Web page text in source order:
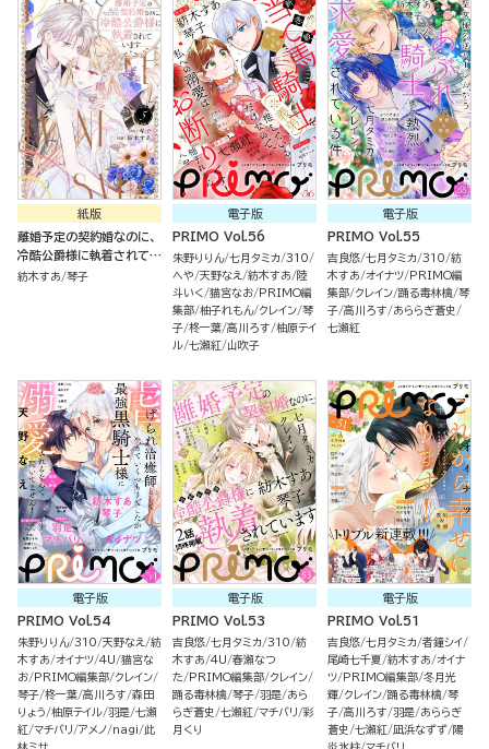
紙版
離婚予定の契約婚なのに、
冷酷公爵様に執着されてい
ます（５）
紡木すあ 琴子
電子版
PRIMO Vol.56
朱野りりん 七月タミカ 310
へや 天野なえ 紡木すあ
陸
斗いく 猫宮なお
PRIMO編
集部 柚子れもん クレイン 琴
子 柊一葉 高川ろす 柚原テイ
ル 七瀬紅 山吹子
電子版
PRIMO Vol.55
吉良悠 七月タミカ 310 紡
木すあ オイナツ
PRIMO編
集部 クレイン 踊る毒林檎 琴
子 高川ろす
あららぎ蒼史
七瀬紅
電子版
PRIMO Vol.54
朱野りりん 310 天野なえ
紡
木すあ オイナツ 4U 猫宮な
お
PRIMO編集部 クレイン
琴子 柊一葉 高川ろす 森田
りょう 柚原テイル 羽是 七瀬
紅 マチバリ アメノ nagi
此
電子版
PRIMO Vol.53
吉良悠 七月タミカ 310 紡
木すあ 4U 春瀬なつ
た
PRIMO編集部 クレイン
踊る毒林檎 琴子 羽是 あら
らぎ蒼史
七瀬紅 マチバリ 彩
月くり
電子版
PRIMO Vol.51
吉良悠 七月タミカ 者鐘シイ
尾崎七千夏 紡木すあ オイナ
ツ
PRIMO編集部 冬月光
輝 クレイン 踊る毒林檎 琴
子 高川ろす 羽是 あららぎ
蒼史
七瀬紅 凪浜なずず 陽